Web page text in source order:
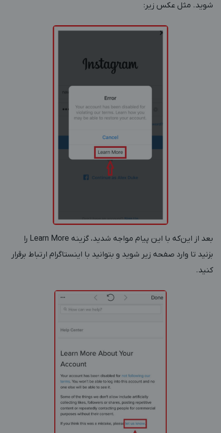
شوید. مثل عکس زیر:
بعد از این‌که با این پیام مواجه شدید، گزینه Learn More را
بزنید تا وارد صفحه زیر شوید و بتوانید با اینستاگرام ارتباط برقرار
کنید.